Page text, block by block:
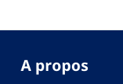
A propos